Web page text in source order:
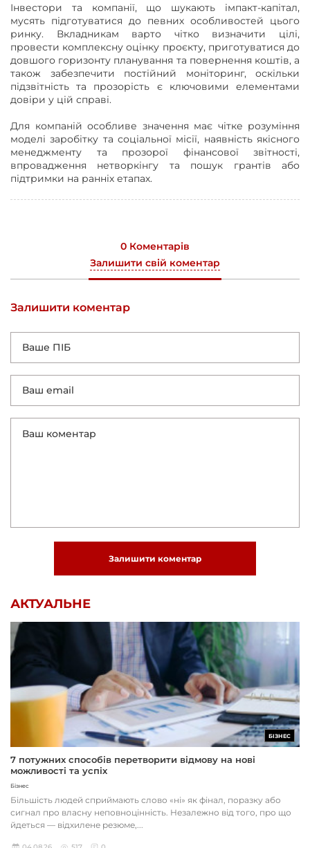
Інвестори та компанії, що шукають імпакт-капітал,
мусять підготуватися до певних особливостей цього
ринку. Вкладникам варто чітко визначити цілі,
провести комплексну оцінку проєкту, приготуватися до
довшого горизонту планування та повернення коштів, а
також забезпечити постійний моніторинг, оскільки
підзвітність та прозорість є ключовими елементами
довіри у цій справі.
Для компаній особливе значення має чітке розуміння
моделі заробітку та соціальної місії, наявність якісного
менеджменту та прозорої фінансової звітності,
впровадження нетворкінгу та пошук грантів або
підтримки на ранніх етапах.
0 Коментарів
Залишити свій коментар
Залишити коментар
Залишити коментар
АКТУАЛЬНЕ
БІЗНЕС
7 потужних способів перетворити відмову на нові
можливості та успіх
Бізнес
Більшість людей сприймають слово «ні» як фінал, поразку або
сигнал про власну неповноцінність. Незалежно від того, про що
йдеться — відхилене резюме,...